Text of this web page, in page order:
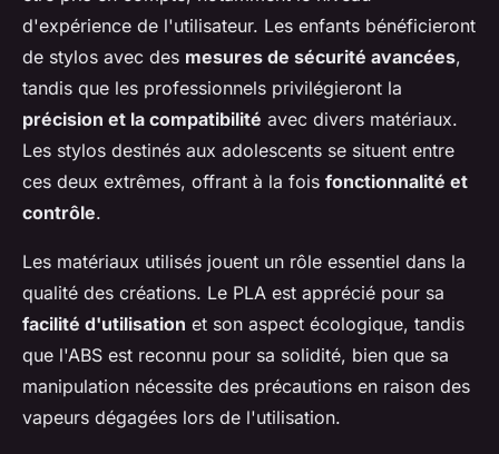
d'expérience de l'utilisateur. Les enfants bénéficieront
de stylos avec des mesures de sécurité avancées,
tandis que les professionnels privilégieront la
précision et la compatibilité avec divers matériaux.
Les stylos destinés aux adolescents se situent entre
ces deux extrêmes, offrant à la fois fonctionnalité et
contrôle.
Les matériaux utilisés jouent un rôle essentiel dans la
qualité des créations. Le PLA est apprécié pour sa
facilité d'utilisation et son aspect écologique, tandis
que l'ABS est reconnu pour sa solidité, bien que sa
manipulation nécessite des précautions en raison des
vapeurs dégagées lors de l'utilisation.